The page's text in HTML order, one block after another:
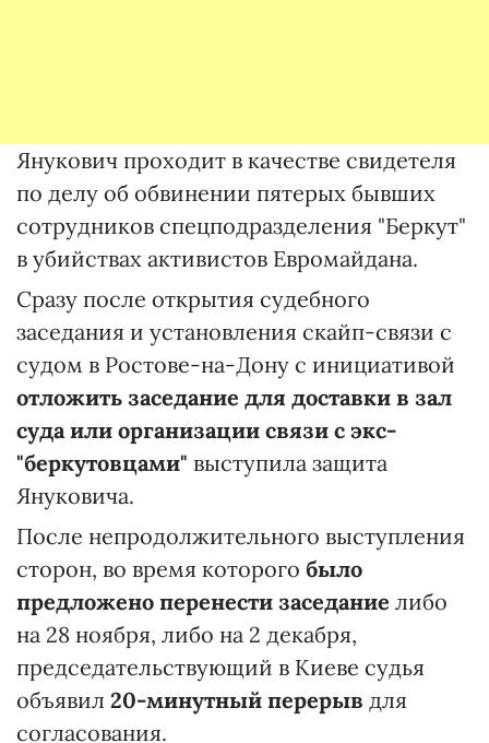
Янукович проходит в качестве свидетеля
по делу об обвинении пятерых бывших
сотрудников спецподразделения "Беркут"
в убийствах активистов Евромайдана.
Сразу после открытия судебного
заседания и установления скайп-связи с
судом в Ростове-на-Дону с инициативой
отложить заседание для доставки в зал
суда или организации связи с экс-
"беркутовцами" выступила защита
Януковича.
После непродолжительного выступления
сторон, во время которого было
предложено перенести заседание либо
на 28 ноября, либо на 2 декабря,
председательствующий в Киеве судья
объявил 20-минутный перерыв для
согласования.